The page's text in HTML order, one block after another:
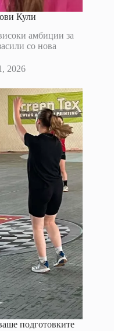
Кули
амбиции за
со нова
2026
подготовките